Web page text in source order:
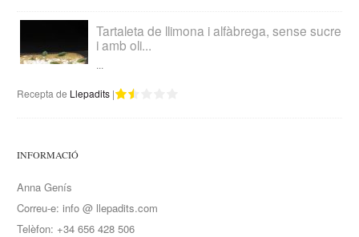
Tartaleta de llimona i alfàbrega, sense sucre
i amb oli...
...
Recepta de Llepadits |
INFORMACIÓ
Anna Genís
Correu-e: info @ llepadits.com
Telèfon: +34 656 428 506